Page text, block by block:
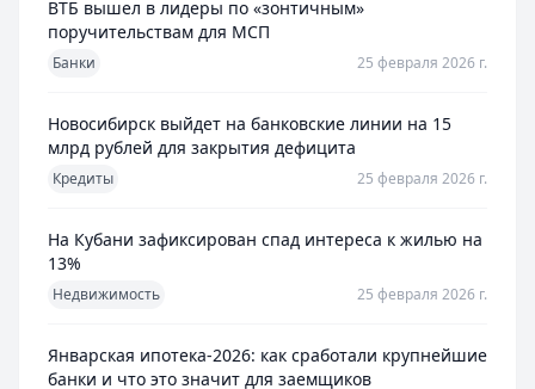
ВТБ вышел в лидеры по «зонтичным»
поручительствам для МСП
Банки 25 февраля 2026 г.
Новосибирск выйдет на банковские линии на 15
млрд рублей для закрытия дефицита
Кредиты 25 февраля 2026 г.
На Кубани зафиксирован спад интереса к жилью на
13%
Недвижимость 25 февраля 2026 г.
Январская ипотека-2026: как сработали крупнейшие
банки и что это значит для заемщиков